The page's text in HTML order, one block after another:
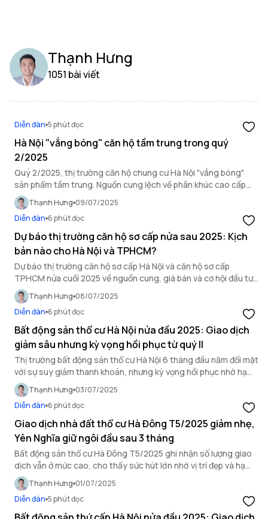
Thạnh Hưng
1051 bài viết
Diễn đàn 5 phút đọc
Hà Nội "vắng bóng" căn hộ tầm trung trong quý
2/2025
Quý 2/2025, thị trường căn hộ chung cư Hà Nội "vắng bóng"
sản phẩm tầm trung. Nguồn cung lệch về phân khúc cao cấp
khiến người mua ở thực gặp nhiều khó khăn.
Thạnh Hưng 09/07/2025
Diễn đàn 6 phút đọc
Dự báo thị trường căn hộ sơ cấp nửa sau 2025: Kịch
bản nào cho Hà Nội và TPHCM?
Dự báo thị trường căn hộ sơ cấp Hà Nội và căn hộ sơ cấp
TPHCM nửa cuối 2025 về nguồn cung, giá bán và cơ hội đầu tư
trong bối cảnh thị trường dần hồi phục.
Thạnh Hưng 08/07/2025
Diễn đàn 6 phút đọc
Bất động sản thổ cư Hà Nội nửa đầu 2025: Giao dịch
giảm sâu nhưng kỳ vọng hồi phục từ quý II
Thị trường bất động sản thổ cư Hà Nội 6 tháng đầu năm đối mặt
với sự suy giảm thanh khoản, nhưng kỳ vọng hồi phục nhờ hạ
tầng vùng ven ngày càng hoàn thiện.
Thạnh Hưng 03/07/2025
Diễn đàn 6 phút đọc
Giao dịch nhà đất thổ cư Hà Đông T5/2025 giảm nhẹ,
Yên Nghĩa giữ ngôi đầu sau 3 tháng
Bất động sản thổ cư Hà Đông T5/2025 ghi nhận số lượng giao
dịch vẫn ở mức cao, cho thấy sức hút lớn nhờ vị trí đẹp và hạ
tầng kết nối tốt.
Thạnh Hưng 01/07/2025
Diễn đàn 5 phút đọc